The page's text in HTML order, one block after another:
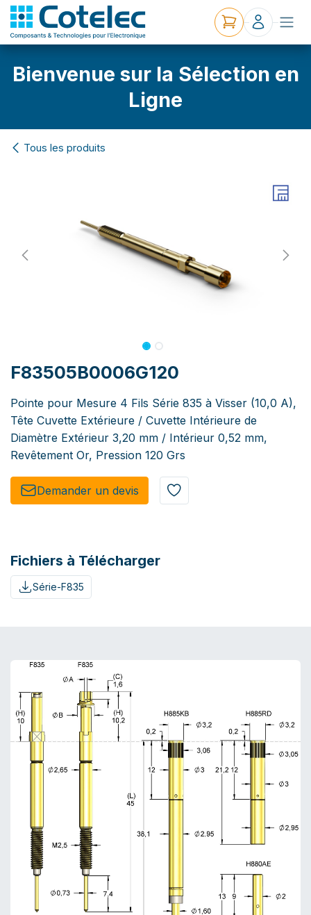
Bienvenue sur la Sélection en
Ligne
Tous les produits
F83505B0006G120
Pointe pour Mesure 4 Fils Série 835 à Visser (10,0 A),
Tête Cuvette Extérieure / Cuvette Intérieure de
Diamètre Extérieur 3,20 mm / Intérieur 0,52 mm,
Revêtement Or, Pression 120 Grs
Demander un de​​vis​​
Fichiers à Télécharger
Série-F835